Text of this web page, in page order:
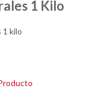
1 Kilo
1 kilo